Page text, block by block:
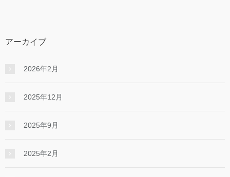
アーカイブ
2026年2月
2025年12月
2025年9月
2025年2月